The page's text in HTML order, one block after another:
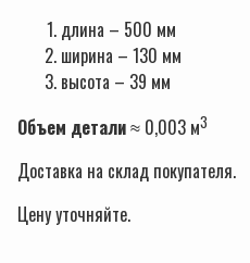
длина – 500 мм
ширина – 130 мм
высота – 39 мм
Объем детали≈ 0,003 м3
Доставка на склад покупателя.
Ценy уточняйте.